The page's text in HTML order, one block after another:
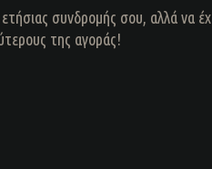
συνδρομής σου, αλλά να
της αγοράς!